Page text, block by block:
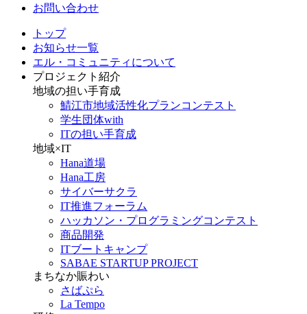
お問い合わせ
トップ
お知らせ一覧
エル・コミュニティについて
プロジェクト紹介
地域の担い手育成
鯖江市地域活性化プランコンテスト
学生団体with
ITの担い手育成
地域×IT
Hana道場
Hana工房
サイバーサクラ
IT推進フォーラム
ハッカソン・プログラミングコンテスト
商品開発
ITブートキャンプ
SABAE STARTUP PROJECT
まちなか賑わい
さばぷら
La Tempo